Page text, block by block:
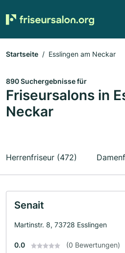
Startseite Esslingen am Neckar
890 Suchergebnisse für
Friseursalons in
Neckar
Herrenfriseur (472)
Senait
Martinstr. 8, 73728 Esslingen
0.0 (0 Bewertungen)